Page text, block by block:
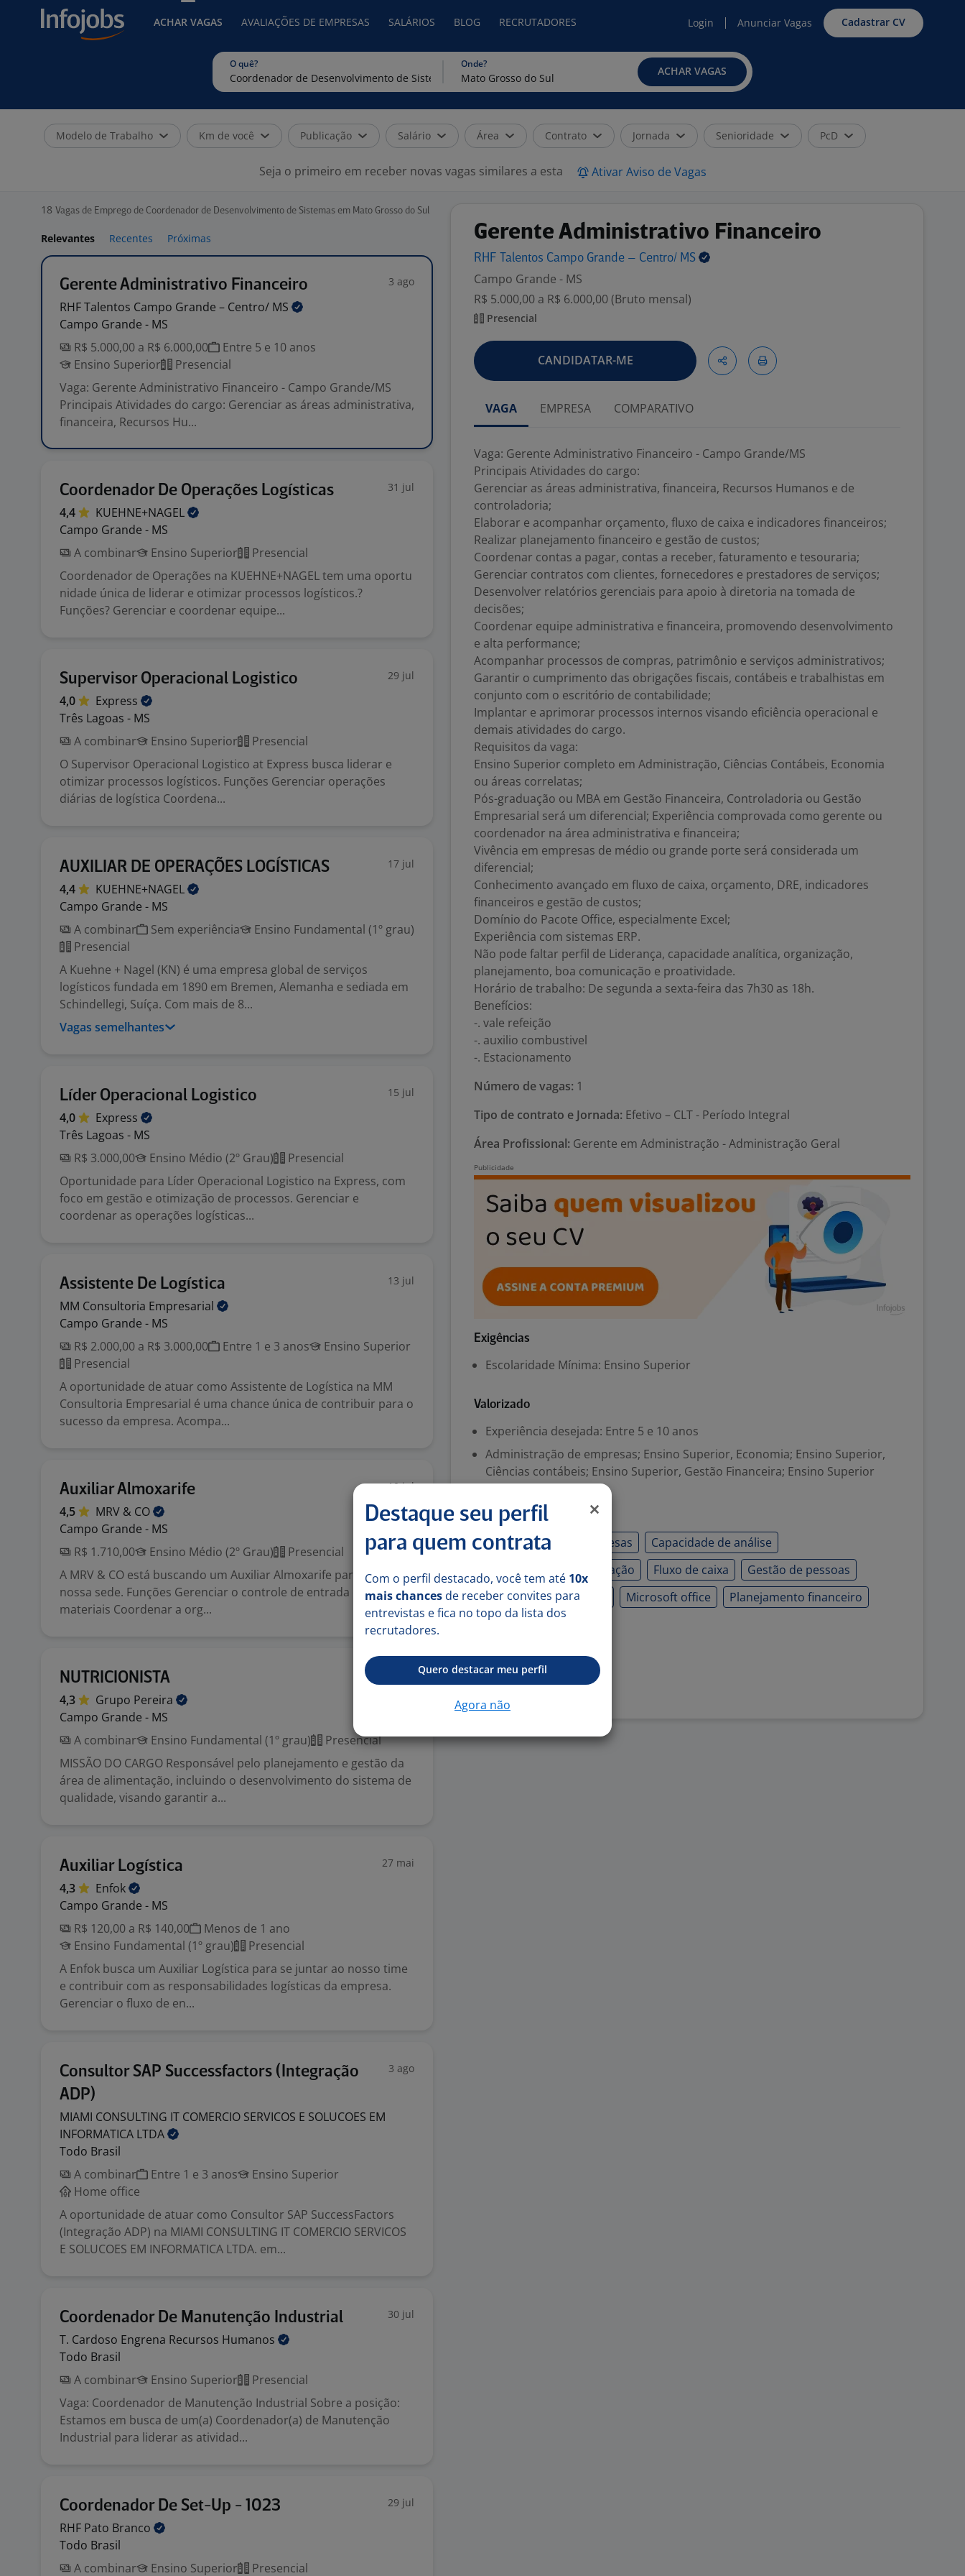
ACHAR VAGAS AVALIAÇÕES DE EMPRESAS SALÁRIOS BLOG RECRUTADORES Login Anunciar Vagas Cadastrar CV
O quê? Onde?
ACHAR VAGAS
Modelo de Trabalho Km de você Publicação Salário Área Contrato Jornada Senioridade PcD
Seja o primeiro em receber novas vagas similares a esta Ativar Aviso de Vagas
18 Vagas de Emprego de Coordenador de Desenvolvimento de Sistemas em Mato Grosso do Sul
Relevantes Recentes Próximas
Gerente Administrativo Financeiro 3 ago
RHF Talentos Campo Grande – Centro/ MS
Campo Grande - MS
R$ 5.000,00 a R$ 6.000,00
Entre 5 e 10 anos
Ensino Superior
Presencial
Vaga: Gerente Administrativo Financeiro - Campo Grande/MS
Principais Atividades do cargo: Gerenciar as áreas administrativa,
financeira, Recursos Hu...
Coordenador De Operações Logísticas 31 jul
4,4
KUEHNE+NAGEL
Campo Grande - MS
A combinar
Ensino Superior
Presencial
Coordenador de Operações na KUEHNE+NAGEL tem uma oportu
nidade única de liderar e otimizar processos logísticos.?
Funções? Gerenciar e coordenar equipe...
Supervisor Operacional Logistico 29 jul
4,0
Express
Três Lagoas - MS
A combinar
Ensino Superior
Presencial
O Supervisor Operacional Logistico at Express busca liderar e
otimizar processos logísticos. Funções Gerenciar operações
diárias de logística Coordena...
AUXILIAR DE OPERAÇÕES LOGÍSTICAS 17 jul
4,4
KUEHNE+NAGEL
Campo Grande - MS
A combinar
Sem experiência
Ensino Fundamental (1º grau)
Presencial
A Kuehne + Nagel (KN) é uma empresa global de serviços
logísticos fundada em 1890 em Bremen, Alemanha e sediada em
Schindellegi, Suíça. Com mais de 8...
Vagas semelhantes
Líder Operacional Logistico 15 jul
4,0
Express
Três Lagoas - MS
R$ 3.000,00
Ensino Médio (2º Grau)
Presencial
Oportunidade para Líder Operacional Logistico na Express, com
foco em gestão e otimização de processos. Gerenciar e
coordenar as operações logísticas...
Assistente De Logística 13 jul
MM Consultoria Empresarial
Campo Grande - MS
R$ 2.000,00 a R$ 3.000,00
Entre 1 e 3 anos
Ensino Superior
Presencial
A oportunidade de atuar como Assistente de Logística na MM
Consultoria Empresarial é uma chance única de contribuir para o
sucesso da empresa. Acompa...
Auxiliar Almoxarife 10 jul
4,5 MRV & CO
Campo Grande - MS
R$ 1.710,00
Ensino Médio (2º Grau)
Presencial
A MRV & CO está buscando um Auxiliar Almoxarife para atuar em
nossa sede. Funções Gerenciar o controle de entrada e saída de
materiais Coordenar a org...
NUTRICIONISTA
4,3 Grupo Pereira
Campo Grande - MS
A combinar
Ensino Fundamental (1º grau)
Presencial
MISSÃO DO CARGO Responsável pelo planejamento e gestão da
área de alimentação, incluindo o desenvolvimento do sistema de
qualidade, visando garantir a...
Auxiliar Logística 27 mai
4,3
Enfok
Campo Grande - MS
R$ 120,00 a R$ 140,00
Menos de 1 ano
Ensino Fundamental (1º grau)
Presencial
A Enfok busca um Auxiliar Logística para se juntar ao nosso time
e contribuir com as responsabilidades logísticas da empresa.
Gerenciar o fluxo de en...
Consultor SAP Successfactors (Integração
ADP)
3 ago
MIAMI CONSULTING IT COMERCIO SERVICOS E SOLUCOES EM
INFORMATICA LTDA
Todo Brasil
A combinar
Entre 1 e 3 anos
Ensino Superior
Home office
A oportunidade de atuar como Consultor SAP SuccessFactors
(Integração ADP) na MIAMI CONSULTING IT COMERCIO SERVICOS
E SOLUCOES EM INFORMATICA LTDA. em...
Coordenador De Manutenção Industrial 30 jul
T. Cardoso Engrena Recursos Humanos
Todo Brasil
A combinar
Ensino Superior
Presencial
Vaga: Coordenador de Manutenção Industrial Sobre a posição:
Estamos em busca de um(a) Coordenador(a) de Manutenção
Industrial para liderar as atividad...
Coordenador De Set-Up - 1023 29 jul
RHF Pato Branco
Todo Brasil
A combinar
Ensino Superior Presencial
Gerente Administrativo Financeiro
RHF Talentos Campo Grande – Centro/ MS
Campo Grande - MS
R$ 5.000,00 a R$ 6.000,00 (Bruto mensal)
Presencial
CANDIDATAR-ME
VAGA EMPRESA COMPARATIVO
Vaga: Gerente Administrativo Financeiro - Campo Grande/MS
Principais Atividades do cargo:
Gerenciar as áreas administrativa, financeira, Recursos Humanos e de
controladoria;
Elaborar e acompanhar orçamento, fluxo de caixa e indicadores financeiros;
Realizar planejamento financeiro e gestão de custos;
Coordenar contas a pagar, contas a receber, faturamento e tesouraria;
Gerenciar contratos com clientes, fornecedores e prestadores de serviços;
Desenvolver relatórios gerenciais para apoio à diretoria na tomada de
decisões;
Coordenar equipe administrativa e financeira, promovendo desenvolvimento
e alta performance;
Acompanhar processos de compras, patrimônio e serviços administrativos;
Garantir o cumprimento das obrigações fiscais, contábeis e trabalhistas em
conjunto com o escritório de contabilidade;
Implantar e aprimorar processos internos visando eficiência operacional e
demais atividades do cargo.
Requisitos da vaga:
Ensino Superior completo em Administração, Ciências Contábeis, Economia
ou áreas correlatas;
Pós-graduação ou MBA em Gestão Financeira, Controladoria ou Gestão
Empresarial será um diferencial; Experiência comprovada como gerente ou
coordenador na área administrativa e financeira;
Vivência em empresas de médio ou grande porte será considerada um
diferencial;
Conhecimento avançado em fluxo de caixa, orçamento, DRE, indicadores
financeiros e gestão de custos;
Domínio do Pacote Office, especialmente Excel;
Experiência com sistemas ERP.
Não pode faltar perfil de Liderança, capacidade analítica, organização,
planejamento, boa comunicação e proatividade.
Horário de trabalho: De segunda a sexta-feira das 7h30 as 18h.
Benefícios:
-. vale refeição
-. auxilio combustivel
-. Estacionamento
Número de vagas: 1
Tipo de contrato e Jornada: Efetivo – CLT - Período Integral
Área Profissional: Gerente em Administração - Administração Geral
Exigências
Escolaridade Mínima: Ensino Superior
Valorizado
Experiência desejada: Entre 5 e 10 anos
Administração de empresas; Ensino Superior, Economia; Ensino Superior,
Ciências contábeis; Ensino Superior, Gestão Financeira; Ensino Superior
Habilidades
Administração de empresas
Capacidade de análise
Capacidade de coordenação
Fluxo de caixa
Gestão de pessoas
Indicadores financeiros
Microsoft office
Planejamento financeiro
Recursos humanos
Denunciar vaga
Destaque seu perfil
para quem contrata
Com o perfil destacado, você tem até 10x
mais chances de receber convites para
entrevistas e fica no topo da lista dos
recrutadores.
Quero destacar meu perfil
Agora não